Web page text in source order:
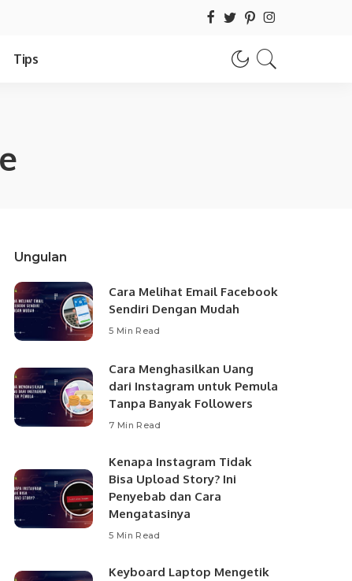
Tips
Ungulan
Cara Melihat Email Facebook
Sendiri Dengan Mudah
5 Min Read
Cara Menghasilkan Uang
dari Instagram untuk Pemula
Tanpa Banyak Followers
7 Min Read
Kenapa Instagram Tidak
Bisa Upload Story? Ini
Penyebab dan Cara
Mengatasinya
5 Min Read
Keyboard Laptop Mengetik